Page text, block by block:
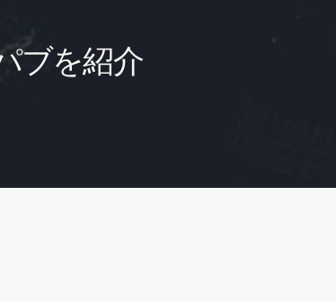
ブを紹介